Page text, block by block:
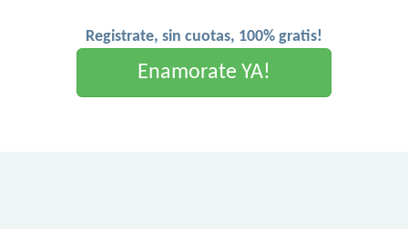
Registrate, sin cuotas, 100% gratis!
Enamorate YA!